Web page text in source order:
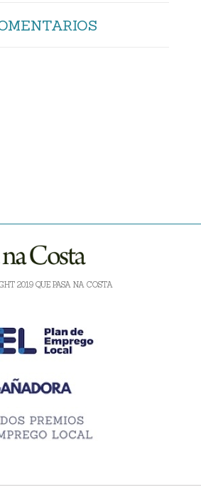
2019 QUE PASA NA COSTA